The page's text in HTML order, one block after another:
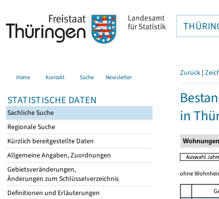
Home Kontakt Suche Newsletter
STATISTISCHE DATEN
Sachliche Suche
Regionale Suche
Kürzlich bereitgestellte Daten
Allgemeine Angaben, Zuordnungen
Gebietsveränderungen,
Änderungen zum Schlüsselverzeichnis
Definitionen und Erläuterungen
Zurück |
in
ohne